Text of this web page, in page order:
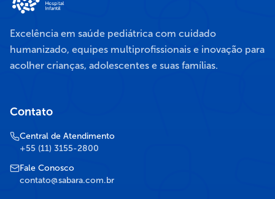
Excelência em saúde pediátrica com cuidado
humanizado, equipes multiprofissionais e inovação para
acolher crianças, adolescentes e suas famílias.
Contato
Central de Atendimento
+55 (11) 3155-2800
Fale Conosco
contato@sabara.com.br